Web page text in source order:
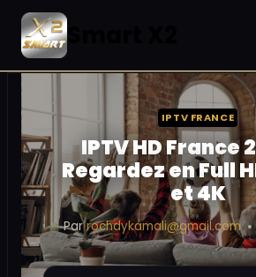
Aller
contenu
IPTV FRANCE
IPTV HD France
Regardez en Full
et 4K
Parrochdykamali@gmail.com